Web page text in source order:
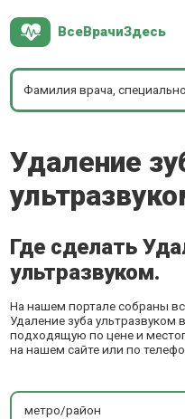
ВсеВрачиЗдесь
Удаление
Где сделать
ультразвуком.
На нашем портале собраны
Удаление зуба ультразвуком
подходящую по цене и
на нашем сайте или по
метро/район